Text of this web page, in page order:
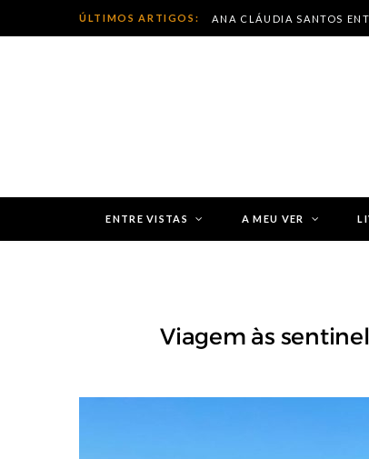
ÚLTIMOS ARTIGOS: ANA CLÁUDIA SANTOS
ENTRE VISTAS A MEU VER
Viagem às